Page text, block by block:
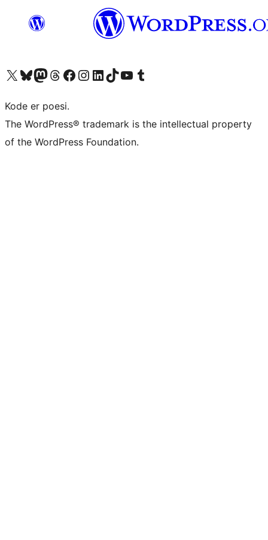
Besøk vår konto på X Visit our Bluesky account
Besøk vår Mastodon-konto
Visit our Threads account
Besøk vår Facebook-sideBesøk vår Instagram-konto
Besøk vår LinkedIn-konto
Visit our TikTok account
Visit our YouTube channel
Visit our Tumblr account
Kode er poesi.
The WordPress® trademark is the intellectual property
of the WordPress Foundation.